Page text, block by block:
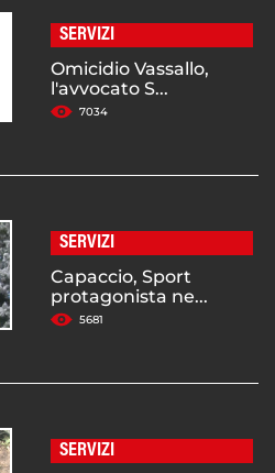
SERVIZI
Omicidio Vassallo,
l'avvocato S...
7034
SERVIZI
Capaccio, Sport
protagonista ne...
5681
SERVIZI